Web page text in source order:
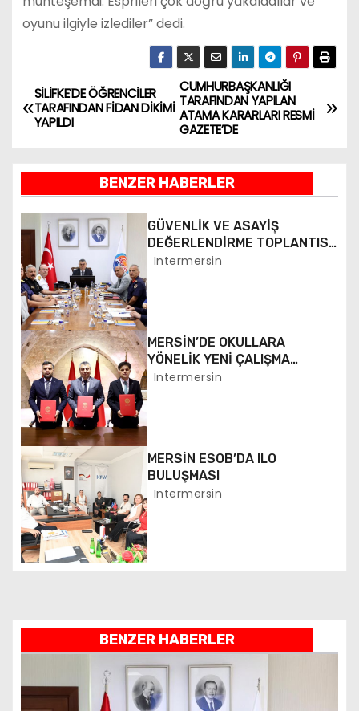
oyunu ilgiyle izlediler” dedi.
Y
a
ı
g
e
z
i
n
m
e
s
i
CUMHURBAŞKANLIĞI
TARAFINDAN YAPILAN
ATAMA KARARLARI RESMİ
GAZETE’DE
SİLİFKE’DE ÖĞRENCİLER
TARAFINDAN FİDAN DİKİMİ
YAPILDI
BENZER HABERLER
GÜVENLİK VE ASAYİŞ
DEĞERLENDİRME TOPLANTISI
YAPILDI
Intermersin
MERSİN’DE OKULLARA
YÖNELİK YENİ ÇALIŞMA
BAŞLATILDI
Intermersin
MERSİN ESOB’DA ILO
BULUŞMASI
Intermersin
BENZER HABERLER